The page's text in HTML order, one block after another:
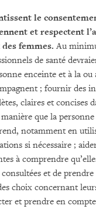
le
et respectent
femmes. Au
de santé
enceinte et à la ou
; fournir des
claires et concises
manière que la
notamment en
si nécessaire ;
à comprendre
consultées et de
choix concernant
et prendre en